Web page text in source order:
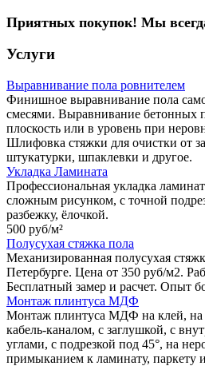
Приятных покупок! Мы
Услуги
Выравнивание пола ровнителем
Финишное выравнивание пола
смесями. Выравнивание бетонных
плоскость или в уровень при
Шлифовка стяжки для очистки от
штукатурки, шпаклевки и другое.
Укладка Ламината
Профессиональная укладка
сложным рисунком, с точной
разбежку, ёлочкой.
500 руб/м²
Полусухая стяжка пола
Механизированная полусухая
Петербурге. Цена от 350 руб/м2.
Бесплатный замер и расчет. Опыт
Монтаж плинтуса МДФ
Монтаж плинтуса МДФ на клей, на
кабель-каналом, с заглушкой, с
углами, с подрезкой под 45°, на
примыканием к ламинату, паркету